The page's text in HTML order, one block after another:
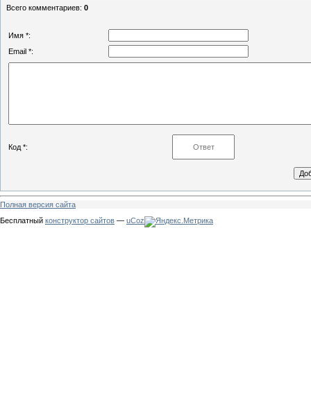
Всего комментариев: 0
Имя *:
Email *:
Код *:
Полная версия сайта
Бесплатный конструктор сайтов — uCoz